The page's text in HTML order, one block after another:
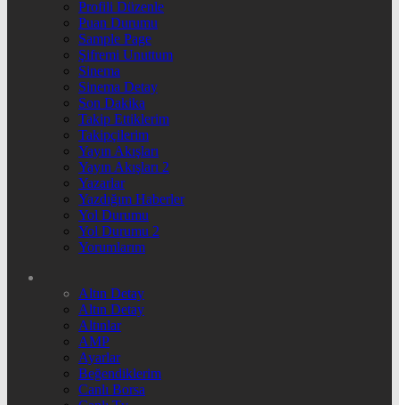
Profili Düzenle
Puan Durumu
Sample Page
Şifremi Unuttum
Sinema
Sinema Detay
Son Dakika
Takip Ettiklerim
Takipçilerim
Yayın Akışları
Yayın Akışları 2
Yazarlar
Yazdığım Haberler
Yol Durumu
Yol Durumu 2
Yorumlarım
Altın Detay
Altın Detay
Altınlar
AMP
Ayarlar
Beğendiklerim
Canlı Borsa